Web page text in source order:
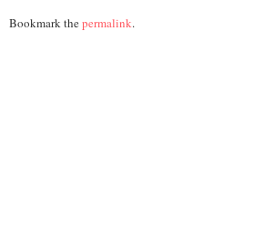
Bookmark thepermalink.